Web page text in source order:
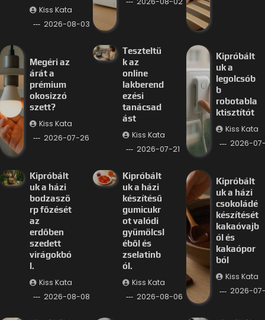
Kiss Kata
2026-08-03
Megéri az
árát a
prémium
okosizzó
szett?
Kiss Kata
2026-07-26
Teszteltü
k az
online
lakberend
ezési
tanácsad
ást
Kiss Kata
2026-07-21
Kipróbált
uk a
legolcsób
b
robotabla
ktisztítót
Kiss Kata
2026-
Kipróbált
uk a házi
bodzaszö
rp főzését
az
erdőben
szedett
virágokbó
l.
Kiss Kata
2026-08-08
Kipróbált
uk a házi
készítésű
gumicukr
ot valódi
gyümölcsl
éből és
zselatinb
ól.
Kiss Kata
2026-08-06
Kipróbált
uk a házi
csokoládé
készítését
kakaóvajb
ól és
kakaópor
ból
Kiss Kata
2026-